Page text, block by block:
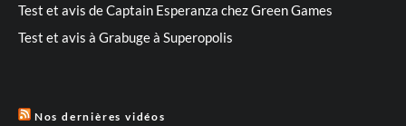
Test et avis de Captain Esperanza chez Green Games
Test et avis à Grabuge à Superopolis
Nos dernières vidéos